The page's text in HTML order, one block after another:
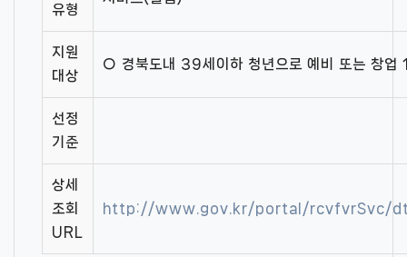
유형
지원
대상
○ 경북도내 39세이하 청년으로 예비 또는 창업
선정
기준
상세
조회
URL
http://www.gov.kr/portal/rcvfvrSvc/